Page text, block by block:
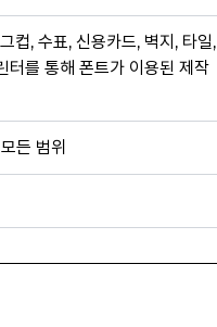
컵, 수표, 신용카드, 벽지, 타일,
터를 통해 폰트가 이용된 제작
든 범위